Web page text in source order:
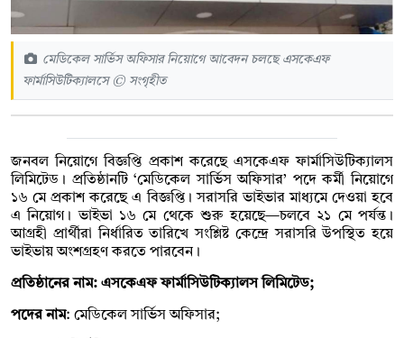
মেডিকেল সার্ভিস অফিসার নিয়োগে আবেদন চলছে এসকেএফ
ফার্মাসিউটিক্যালসে © সংগৃহীত
জনবল নিয়োগে বিজ্ঞপ্তি প্রকাশ করেছে এসকেএফ ফার্মাসিউটিক্যালস
লিমিটেড। প্রতিষ্ঠানটি ‘মেডিকেল সার্ভিস অফিসার’ পদে কর্মী নিয়োগে
১৬ মে প্রকাশ করেছে এ বিজ্ঞপ্তি। সরাসরি ভাইভার মাধ্যমে দেওয়া হবে
এ নিয়োগ। ভাইভা ১৬ মে থেকে শুরু হয়েছে—চলবে ২১ মে পর্যন্ত।
আগ্রহী প্রার্থীরা নির্ধারিত তারিখে সংশ্লিষ্ট কেন্দ্রে সরাসরি উপস্থিত হয়ে
ভাইভায় অংশগ্রহণ করতে পারবেন।
প্রতিষ্ঠানের নাম: এসকেএফ ফার্মাসিউটিক্যালস লিমিটেড;
পদের নাম: মেডিকেল সার্ভিস অফিসার;